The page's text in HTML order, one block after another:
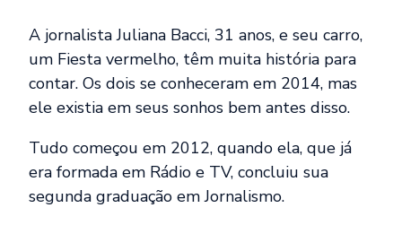
A jornalista Juliana Bacci, 31 anos, e seu carro,
um Fiesta vermelho, têm muita história para
contar. Os dois se conheceram em 2014, mas
ele existia em seus sonhos bem antes disso.
Tudo começou em 2012, quando ela, que já
era formada em Rádio e TV, concluiu sua
segunda graduação em Jornalismo.